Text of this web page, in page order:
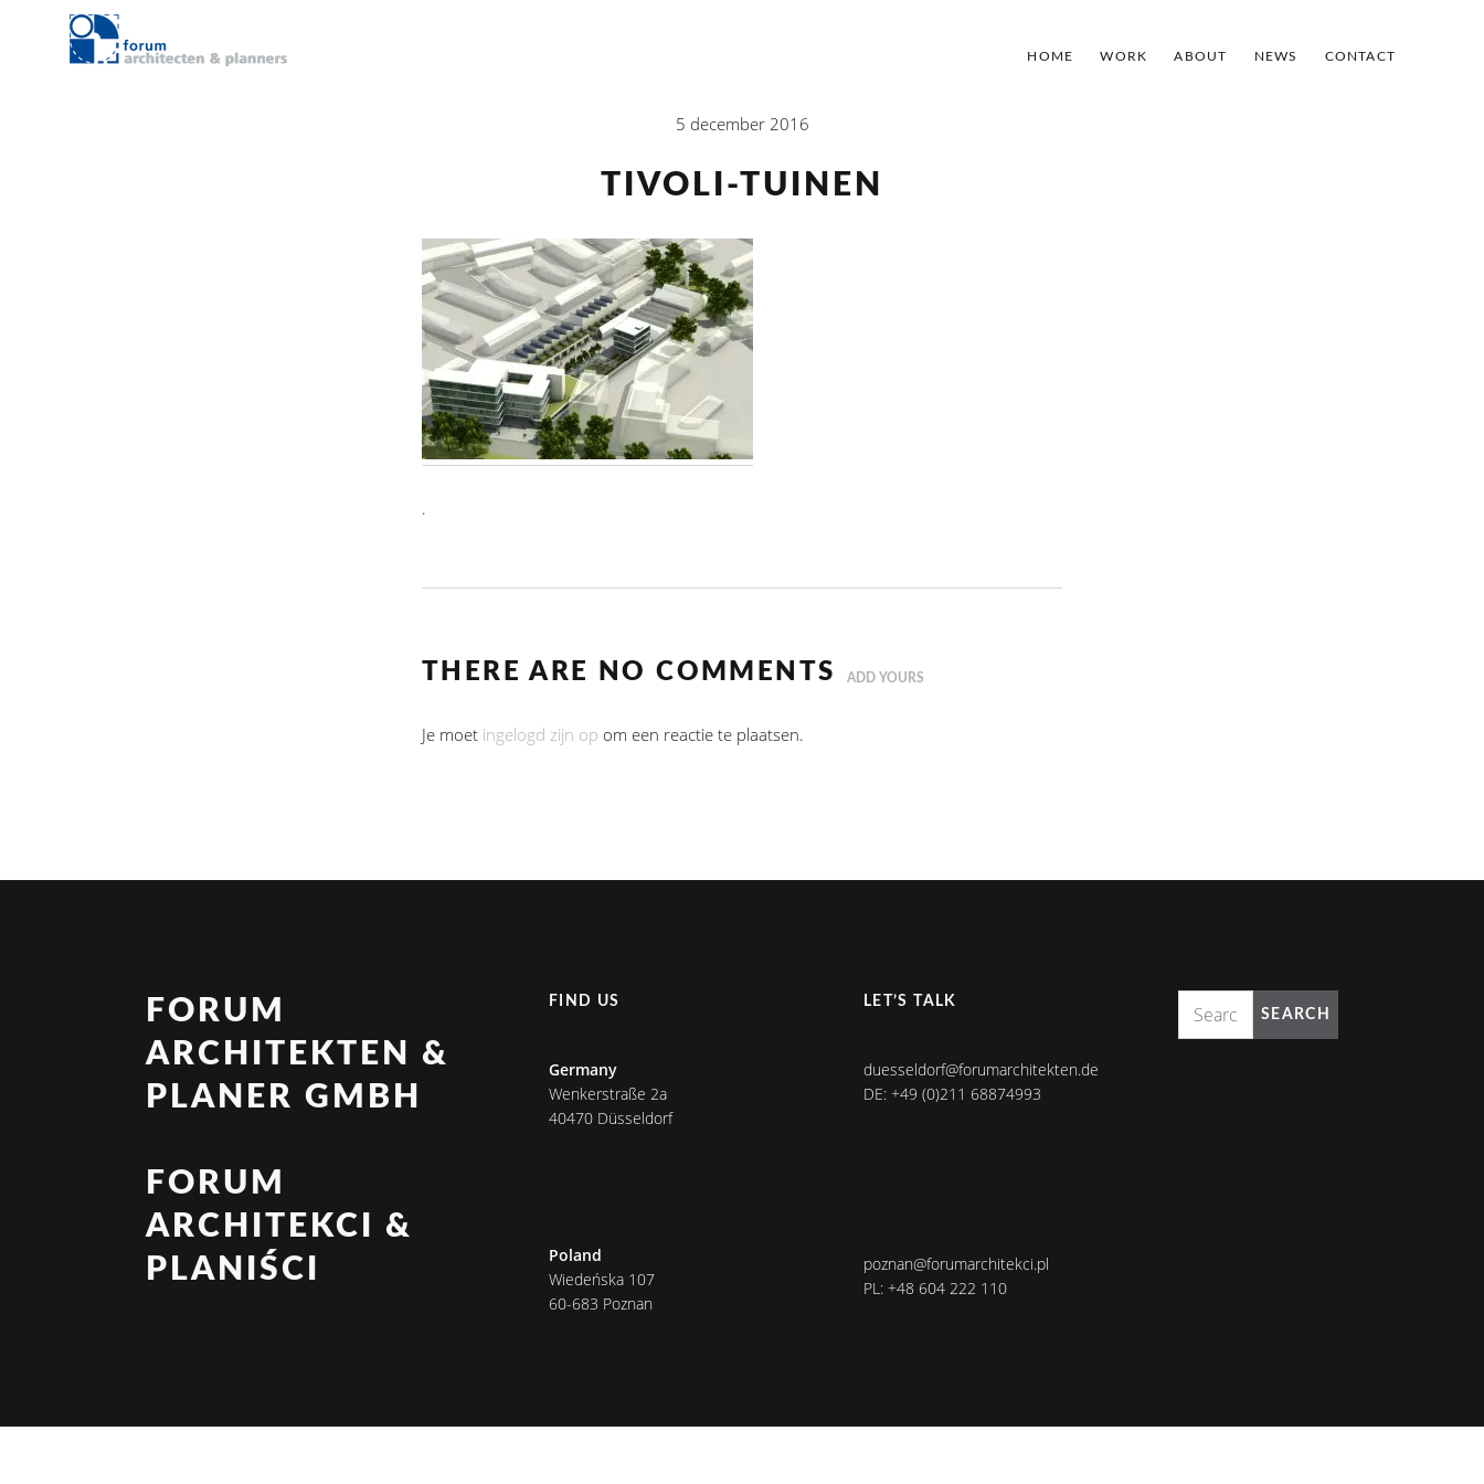
HOME WORK ABOUT NEWS CONTACT
5 december 2016
TIVOLI-TUINEN
.
THERE ARE NO COMMENTS ADD YOURS
Je moet ingelogd zijn op om een reactie te plaatsen.
FORUM
ARCHITEKTEN &
PLANER GMBH
FORUM
ARCHITEKCI &
PLANIŚCI
FIND US
Germany
Wenkerstraße 2a
40470 Düsseldorf
Poland
Wiedeńska 107
60-683 Poznan
LET’S TALK
duesseldorf@forumarchitekten.de
DE: +49 (0)211 68874993
poznan@forumarchitekci.pl
PL: +48 604 222 110
SEARCH